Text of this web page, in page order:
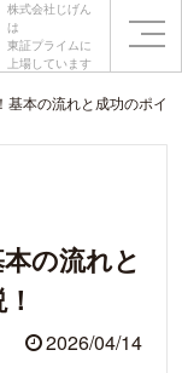
株式会社じげん
は
東証プライムに
上場しています
基本の流れと成功のポイ
の流れと
2026/04/14